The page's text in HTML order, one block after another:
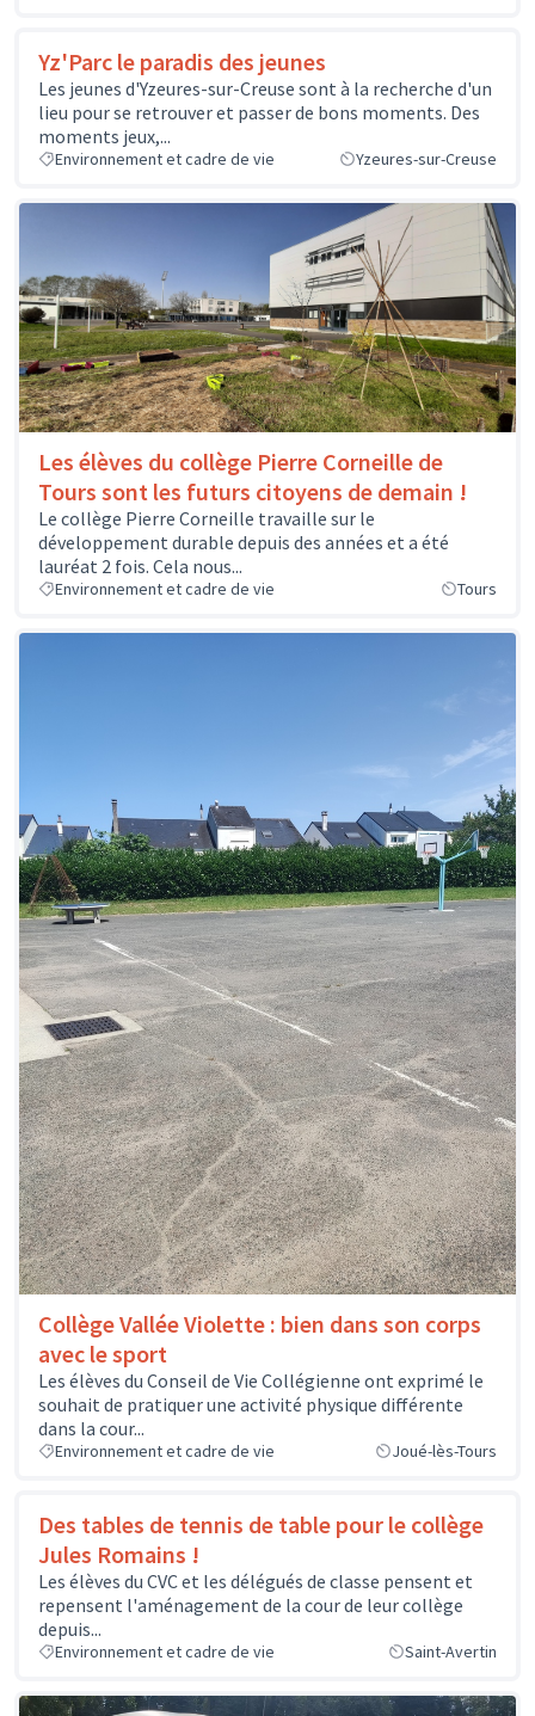
Yz'Parc le paradis des jeunes
Les jeunes d'Yzeures-sur-Creuse sont à la recherche d'un
lieu pour se retrouver et passer de bons moments. Des
moments jeux,...
Environnement et cadre de vie Yzeures-sur-Creuse
Les élèves du collège Pierre Corneille de
Tours sont les futurs citoyens de demain !
Le collège Pierre Corneille travaille sur le
développement durable depuis des années et a été
lauréat 2 fois. Cela nous...
Environnement et cadre de vie Tours
Collège Vallée Violette : bien dans son corps
avec le sport
Les élèves du Conseil de Vie Collégienne ont exprimé le
souhait de pratiquer une activité physique différente
dans la cour...
Environnement et cadre de vie Joué-lès-Tours
Des tables de tennis de table pour le collège
Jules Romains !
Les élèves du CVC et les délégués de classe pensent et
repensent l'aménagement de la cour de leur collège
depuis...
Environnement et cadre de vie Saint-Avertin